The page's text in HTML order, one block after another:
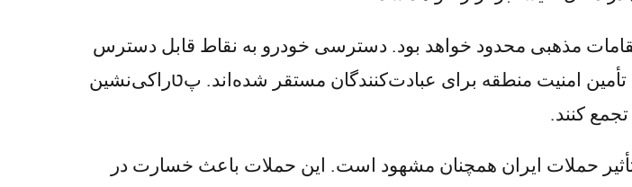
مذهبی محدود خواهد بود. دسترسی خودرو به نقاط قابل دسترس
امنیت منطقه برای عبادت‌کنندگان مستقر شده‌اند. پטراکی‌نشین
کنند.
حملات ایران همچنان مشهود است. این حملات باعث خسارت در